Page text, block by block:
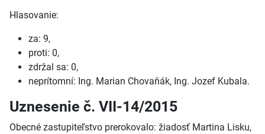
Hlasovanie:
za: 9,
proti: 0,
zdržal sa: 0,
neprítomní: Ing. Marian Chovaňák, Ing. Jozef Kubala.
Uznesenie č. VII-14/2015
Obecné zastupiteľstvo prerokovalo: žiadosť Martina Lisku,